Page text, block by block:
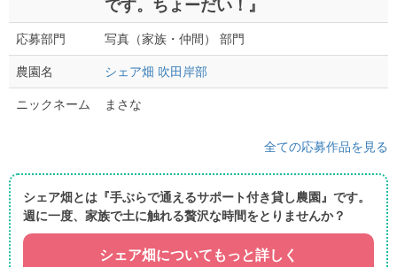
です。ちょーだい！』
応募部門 写真（家族・仲間） 部門
農園名 シェア畑 吹田岸部
ニックネーム まさな
全ての応募作品を見る
シェア畑とは『手ぶらで通えるサポート付き貸し農園』です。
週に一度、家族で土に触れる贅沢な時間をとりませんか？
シェア畑についてもっと詳しく